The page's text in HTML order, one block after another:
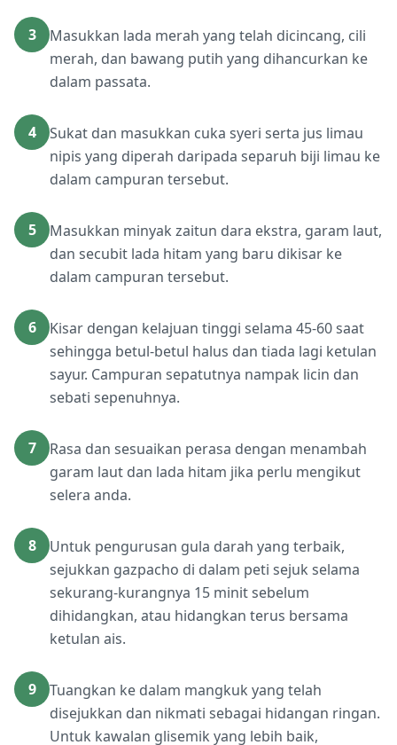
3
Masukkan lada merah yang telah dicincang, cili
merah, dan bawang putih yang dihancurkan ke
dalam passata.
4
Sukat dan masukkan cuka syeri serta jus limau
nipis yang diperah daripada separuh biji limau ke
dalam campuran tersebut.
5
Masukkan minyak zaitun dara ekstra, garam laut,
dan secubit lada hitam yang baru dikisar ke
dalam campuran tersebut.
6
Kisar dengan kelajuan tinggi selama 45-60 saat
sehingga betul-betul halus dan tiada lagi ketulan
sayur. Campuran sepatutnya nampak licin dan
sebati sepenuhnya.
7
Rasa dan sesuaikan perasa dengan menambah
garam laut dan lada hitam jika perlu mengikut
selera anda.
8
Untuk pengurusan gula darah yang terbaik,
sejukkan gazpacho di dalam peti sejuk selama
sekurang-kurangnya 15 minit sebelum
dihidangkan, atau hidangkan terus bersama
ketulan ais.
9
Tuangkan ke dalam mangkuk yang telah
disejukkan dan nikmati sebagai hidangan ringan.
Untuk kawalan glisemik yang lebih baik,